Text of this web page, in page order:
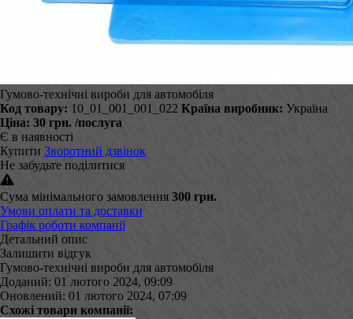
Гумово-технічні вироби для автомобіля
Код товару: 10_01_001_001_022 Країна виробник: Україна
Ціна: 30 грн. /послуга
Є в наявності
Купити Зворотний дзвінок
Не забудьте поділитися
Сума мінімального замовлення 300 грн.
Умови оплати та доставки
Графік роботи компанії
Детальний опис
Залишити відгук
Гумово-технічні вироби для автомобіля
Доданий: 01 лютого 2024, 09:09
Оновлений: 01 лютого 2024, 07:09
Схожі товари компанії: